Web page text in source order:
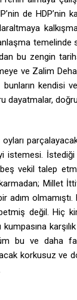
de
bu zengin
ve Zalim
bunların
dayatmalar,
istemesi.
vekil talep
Millet
adım
değil. Hiç
kumpasına
bu ve daha
korkusuz ve